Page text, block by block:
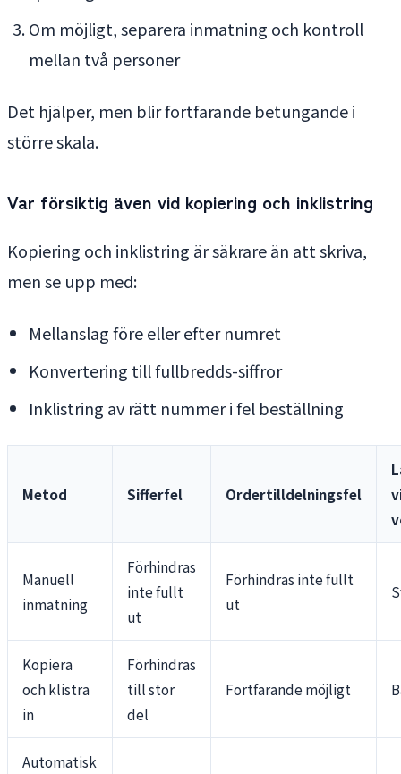
Om möjligt, separera inmatning och kontroll
mellan två personer
Det hjälper, men blir fortfarande betungande i
större skala.
Var försiktig även vid kopiering och inklistring
Kopiering och inklistring är säkrare än att skriva,
men se upp med:
Mellanslag före eller efter numret
Konvertering till fullbredds-siffror
Inklistring av rätt nummer i fel beställning
Metod Sifferfel Ordertilldelningsfel
Manuell
inmatning
Förhindras
inte fullt
ut
Förhindras inte fullt
ut
Kopiera
och klistra
in
Förhindras
till stor
del
Fortfarande möjligt
Automatisk